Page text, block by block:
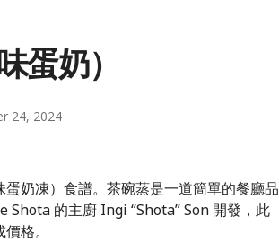
蛋奶）
24, 2024
奶凍）食譜。茶碗蒸是一道簡單的餐廳品
Shota 的主廚 Ingi “Shota” Son 開發，此
格。